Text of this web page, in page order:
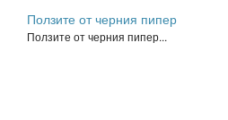
Ползите от черния пипер
Ползите от черния пипер...